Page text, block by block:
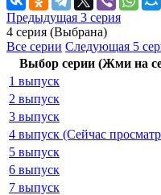
Предыдущая 3 серия
4 серия (Выбрана)
Все серии Следующая 5
Выбор серии (Жми на
1 выпуск
2 выпуск
3 выпуск
4 выпуск (Сейчас
5 выпуск
6 выпуск
7 выпуск